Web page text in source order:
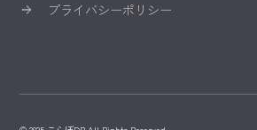
プライバシーポリシー